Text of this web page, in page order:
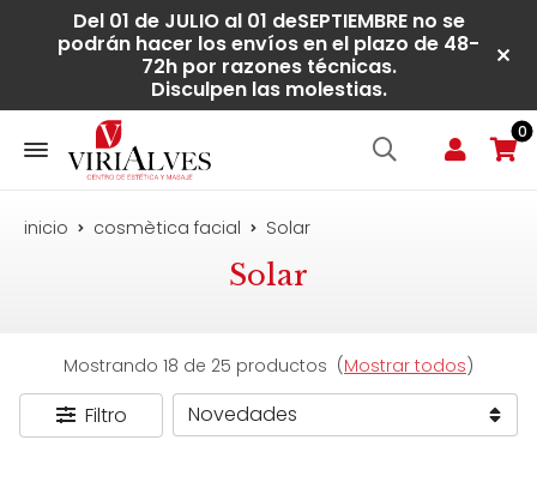
Del 01 de JULIO al 01 deSEPTIEMBRE no se
podrán hacer los envíos en el plazo de 48-
72h por razones técnicas.
Disculpen las molestias.
0
inicio cosmètica facial Solar
Solar
Mostrando 18 de 25 productos (Mostrar todos)
Filtro